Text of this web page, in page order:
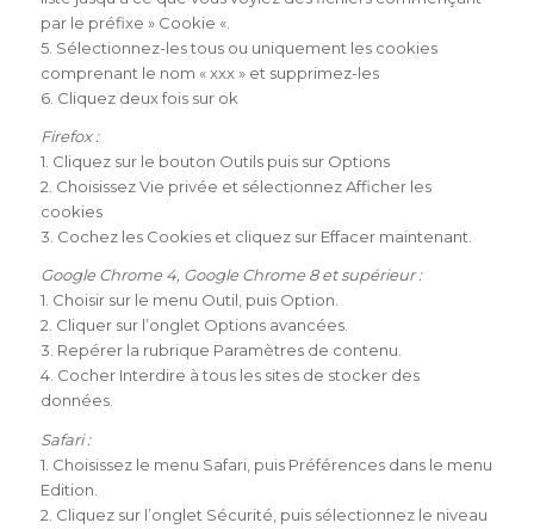
par le préfixe » Cookie «.
5. Sélectionnez-les tous ou uniquement les cookies
comprenant le nom « xxx » et supprimez-les
6. Cliquez deux fois sur ok
Firefox :
1. Cliquez sur le bouton Outils puis sur Options
2. Choisissez Vie privée et sélectionnez Afficher les
cookies
3. Cochez les Cookies et cliquez sur Effacer maintenant.
Google Chrome 4, Google Chrome 8 et supérieur :
1. Choisir sur le menu Outil, puis Option.
2. Cliquer sur l’onglet Options avancées.
3. Repérer la rubrique Paramètres de contenu.
4. Cocher Interdire à tous les sites de stocker des
données.
Safari :
1. Choisissez le menu Safari, puis Préférences dans le menu
Edition.
2. Cliquez sur l’onglet Sécurité, puis sélectionnez le niveau